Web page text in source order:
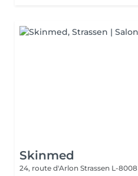
Skinmed
24, route d'Arlon Strassen L-8008